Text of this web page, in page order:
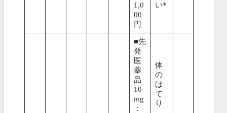
1,0
00
円
い*
■先
発
医
薬
品
10
mg
：
体
の
ほ
て
り